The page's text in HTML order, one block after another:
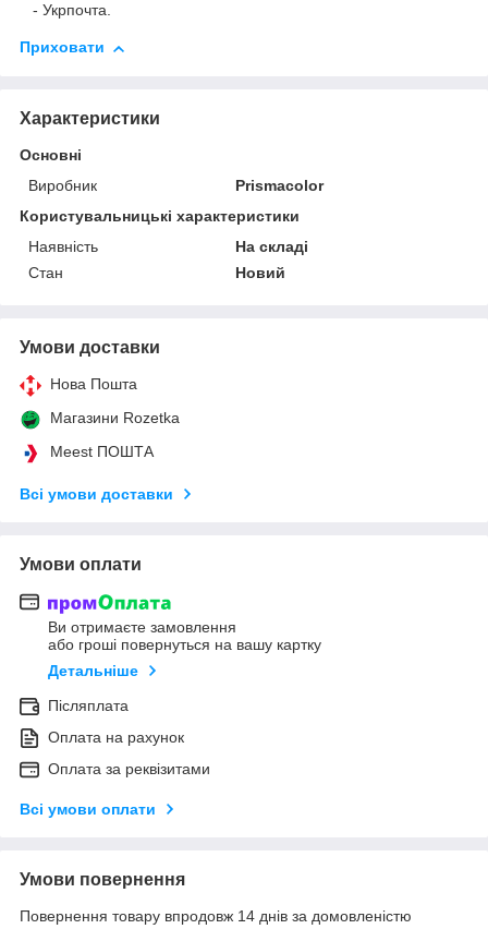
- Укрпочта.
Приховати
Характеристики
Основні
Виробник
Prismacolor
Користувальницькі характеристики
Наявність
На складі
Стан
Новий
Умови доставки
Нова Пошта
Магазини Rozetka
Meest ПОШТА
Всі умови доставки
Умови оплати
Ви отримаєте замовлення
або гроші повернуться на вашу картку
Детальніше
Післяплата
Оплата на рахунок
Оплата за реквізитами
Всі умови оплати
Умови повернення
Повернення товару впродовж 14 днів за домовленістю